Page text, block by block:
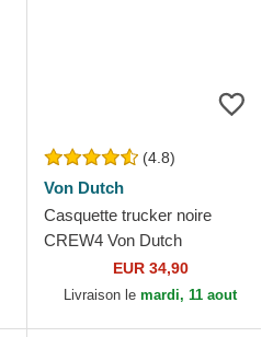
(4.8)
Von Dutch
Casquette trucker noire
CREW4 Von Dutch
EUR 34,90
Livraison le mardi, 11 aout